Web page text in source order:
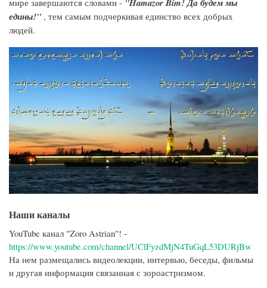
мире завершаются словами - "Hamazor Bim! Да будем мы
едины!" , тем самым подчеркивая единство всех добрых
людей.
Наши каналы
YouTube канал "Zoro Astrian"! -
https://www.youtube.com/channel/UClFyzdMjN4TuGqL53DURjBw
На нем размещались видеолекции, интервью, беседы, фильмы
и другая информация связанная с зороастризмом.